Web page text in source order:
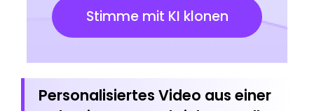
Stimme mit KI klonen
Personalisiertes Video aus einer